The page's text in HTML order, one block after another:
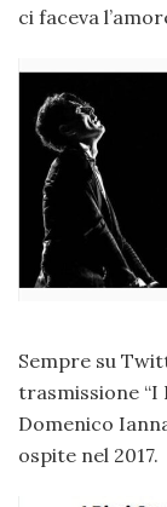
ci faceva
Sempre su
trasmissione “I
Domenico
ospite nel 2017.